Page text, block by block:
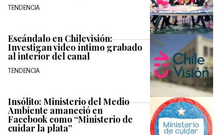
TENDENCIA
Escándalo en Chilevisión:
Investigan video íntimo grabado
al interior del canal
TENDENCIA
Insólito: Ministerio del Medio
Ambiente amaneció en
Facebook como “Ministerio de
cuidar la plata”